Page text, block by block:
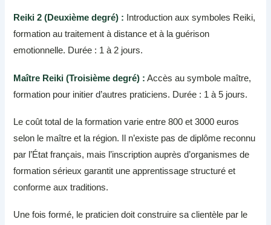
Reiki 2 (Deuxième degré) : Introduction aux symboles Reiki,
formation au traitement à distance et à la guérison
emotionnelle. Durée : 1 à 2 jours.
Maître Reiki (Troisième degré) : Accès au symbole maître,
formation pour initier d’autres praticiens. Durée : 1 à 5 jours.
Le coût total de la formation varie entre 800 et 3000 euros
selon le maître et la région. Il n’existe pas de diplôme reconnu
par l’État français, mais l’inscription auprès d’organismes de
formation sérieux garantit une apprentissage structuré et
conforme aux traditions.
Une fois formé, le praticien doit construire sa clientèle par le